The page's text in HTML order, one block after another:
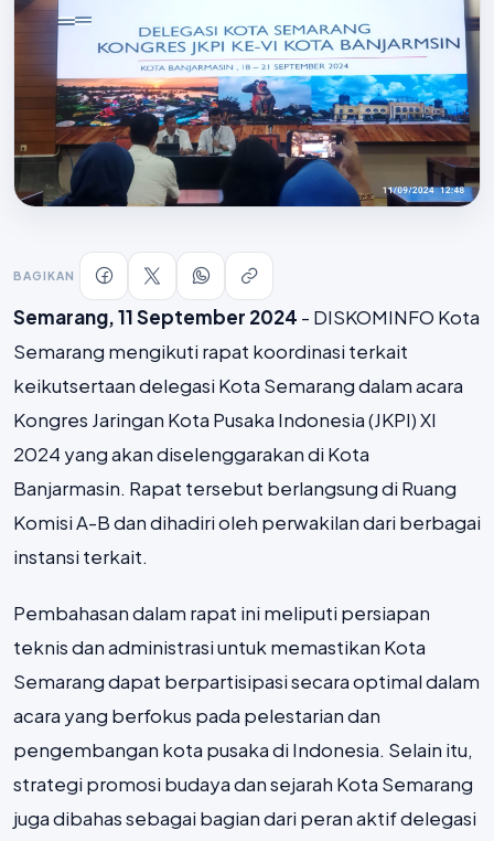
BAGIKAN
Semarang, 11 September 2024 - DISKOMINFO Kota
Semarang mengikuti rapat koordinasi terkait
keikutsertaan delegasi Kota Semarang dalam acara
Kongres Jaringan Kota Pusaka Indonesia (JKPI) XI
2024 yang akan diselenggarakan di Kota
Banjarmasin. Rapat tersebut berlangsung di Ruang
Komisi A-B dan dihadiri oleh perwakilan dari berbagai
instansi terkait.
Pembahasan dalam rapat ini meliputi persiapan
teknis dan administrasi untuk memastikan Kota
Semarang dapat berpartisipasi secara optimal dalam
acara yang berfokus pada pelestarian dan
pengembangan kota pusaka di Indonesia. Selain itu,
strategi promosi budaya dan sejarah Kota Semarang
juga dibahas sebagai bagian dari peran aktif delegasi